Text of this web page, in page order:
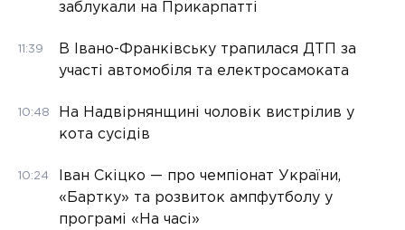
заблукали на Прикарпатті
11:39
В Івано-Франківську трапилася ДТП за
участі автомобіля та електросамоката
10:48
На Надвірнянщині чоловік вистрілив у
кота сусідів
10:24
Іван Скіцко — про чемпіонат України,
«Бартку» та розвиток ампфутболу у
програмі «На часі»